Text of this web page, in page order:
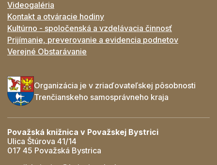
Videogaléria
Kontakt a otváracie hodiny
Kultúrno - spoločenská a vzdelávacia činnosť
Prijímanie, preverovanie a evidencia podnetov
Verejné Obstarávanie
Organizácia je v zriaďovateľskej pôsobnosti
Trenčianskeho samosprávneho kraja
Považská knižnica v Považskej Bystrici
Ulica Štúrova 41/14
017 45 Považská Bystrica